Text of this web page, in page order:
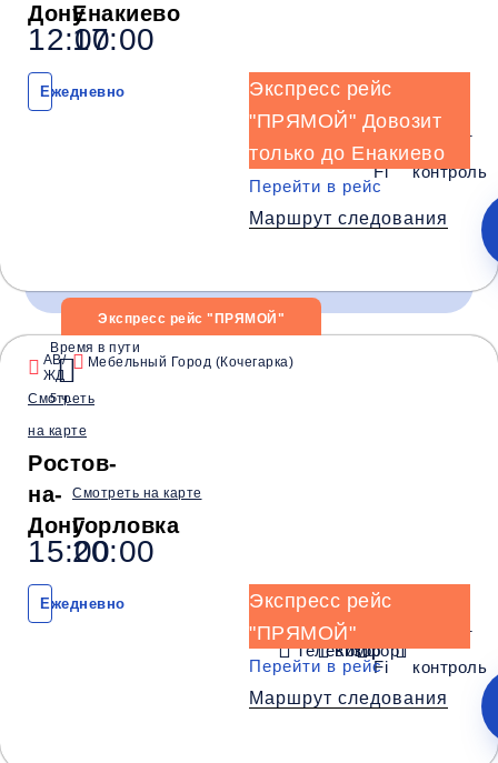
Телевизор Комфорт
Климат контроль
Багаж
1 сумка бесплатно
Дополнительный багаж - 250Р
Дону
12:00
Енакиево
17:00
Ежедневно
Телевизор
Комфорт
Wi-
Fi
Климат
контроль
Экспресс рейс
"ПРЯМОЙ" Довозит
только до Енакиево
Перейти в рейс
Маршрут следования
Время и место отправления / прибытия:
12:00
(АВ/ЖД)
Комфорт
Телевизор
Климат контроль
Багаж
1 сумка бесплатно
Дополнительный багаж - 200Р
Экспресс рейс "ПРЯМОЙ"
АВ/
ЖД
Смотреть
на карте
Ростов-
на-
Дону
15:00
Время в пути
5 ч.
Мебельный Город (Кочегарка)
Смотреть на карте
Горловка
20:00
Ежедневно
Телевизор
Комфорт
Fi
Климат
контроль
Экспресс рейс
"ПРЯМОЙ"
Перейти в рейс
Маршрут следования